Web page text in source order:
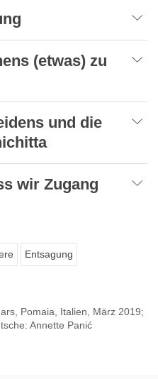
(etwas) zu
und die
wir Zugang
Entsagung
Pomaia, Italien, März 2019;
Annette Panić